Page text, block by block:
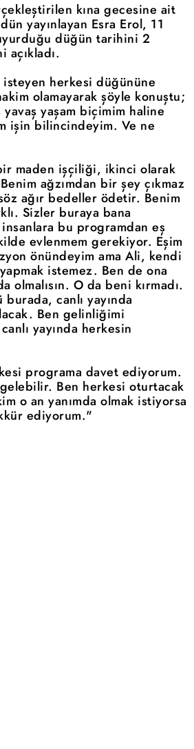
kına gecesine ait
yayınlayan Esra Erol, 11
düğün tarihini 2
isteyen herkesi düğününe
olamayarak şöyle konuştu;
yaşam biçimim haline
işin bilincindeyim. Ve ne
maden işçiliği, ikinci olarak
ağzımdan bir şey çıkmaz
ağır bedeller ödetir. Benim
Sizler buraya bana
bu programdan eş
evlenmem gerekiyor. Eşim
önündeyim ama Ali, kendi
istemez. Ben de ona
O da beni kırmadı.
burada, canlı yayında
Ben gelinliğimi
yayında herkesin
programa davet ediyorum.
Ben herkesi oturtacak
o an yanımda olmak istiyorsa
ediyorum."